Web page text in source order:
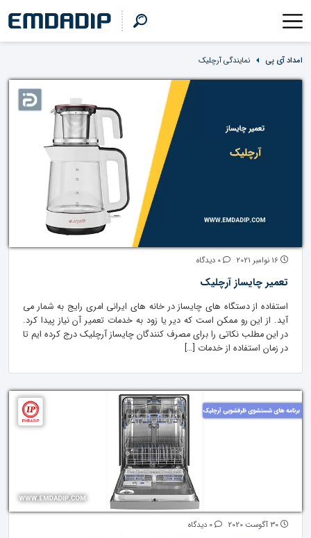
امداد آی پی نمایندگی آرچلیک
تعمیر چایساز آرچلیک
استفاده از دستگاه های چایساز در خانه های ایرانی امری رایج به شمار می
آید. از این رو ممکن است که دیر یا زود به خدمات تعمیر آن نیاز پیدا کرد.
در این مطلب نکاتی را برای مصرف کنندگان چایساز آرچلیک درج کرده ایم تا
در زمان استفاده از خدمات […]